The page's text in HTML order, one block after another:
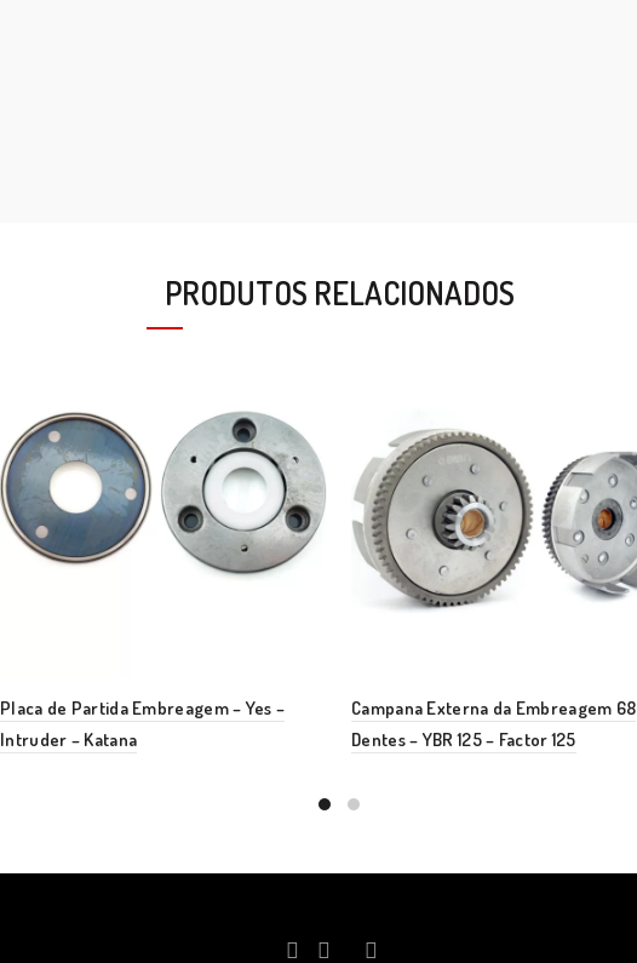
PRODUTOS RELACIONADOS
Placa de Partida Embreagem – Yes –
Intruder – Katana
Campana Externa da Embreagem 68
Dentes – YBR 125 – Factor 125